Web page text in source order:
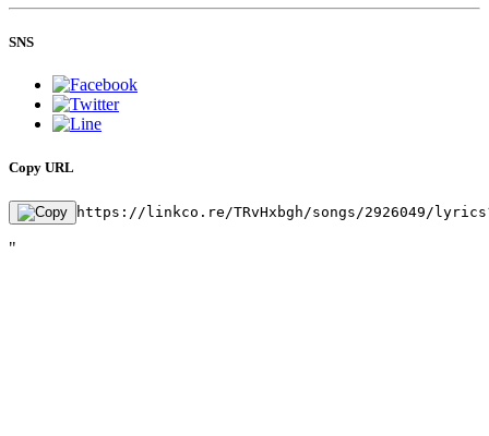
SNS
Copy URL
https://linkco.re/TRvHxbgh/songs/2926049/
"